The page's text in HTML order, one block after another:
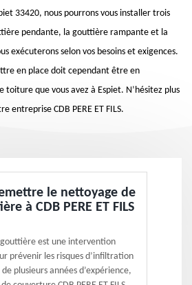
33420, nous pourrons vous installer trois
pendante, la gouttière rampante et la
exécuterons selon vos besoins et exigences.
en place doit cependant être en
toiture que vous avez à Espiet. N’hésitez plus
entreprise CDB PERE ET FILS.
le nettoyage de
à CDB PERE ET FILS
est une intervention
prévenir les risques d’infiltration
plusieurs années d’expérience,